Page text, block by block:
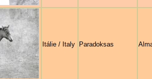
Itálie / Italy Paradoksas